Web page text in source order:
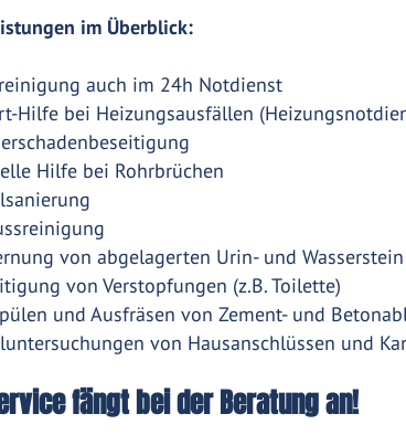
im Überblick:
auch im 24h Notdienst
Hilfe bei Heizungsausfällen
Hilfe bei Rohrbrüchen
von abgelagerten Urin- und Wasserstein
von Verstopfungen (z.B. Toilette)
und Ausfräsen von Zement- und
von Hausanschlüssen und
fängt bei der Beratung an!